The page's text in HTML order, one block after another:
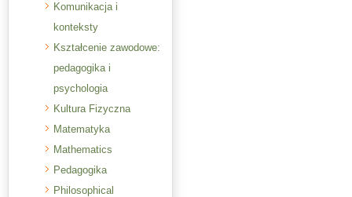
Komunikacja i
konteksty
Kształcenie zawodowe:
pedagogika i
psychologia
Kultura Fizyczna
Matematyka
Mathematics
Pedagogika
Philosophical